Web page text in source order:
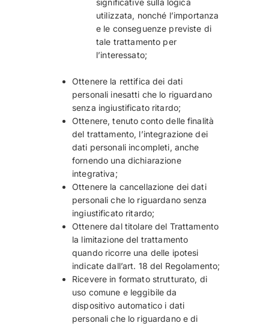
significative sulla logica
utilizzata, nonché l’importanza
e le conseguenze previste di
tale trattamento per
l’interessato;
Ottenere la rettifica dei dati
personali inesatti che lo riguardano
senza ingiustificato ritardo;
Ottenere, tenuto conto delle finalità
del trattamento, l’integrazione dei
dati personali incompleti, anche
fornendo una dichiarazione
integrativa;
Ottenere la cancellazione dei dati
personali che lo riguardano senza
ingiustificato ritardo;
Ottenere dal titolare del Trattamento
la limitazione del trattamento
quando ricorre una delle ipotesi
indicate dall’art. 18 del Regolamento;
Ricevere in formato strutturato, di
uso comune e leggibile da
dispositivo automatico i dati
personali che lo riguardano e di